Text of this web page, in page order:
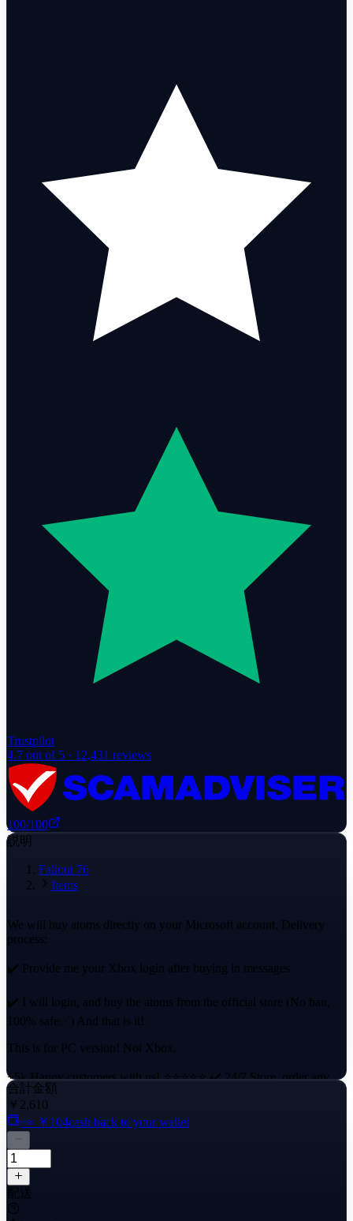
Trustpilot
4.7 out of 5 · 12,431 reviews
100/100
説明
Fallout 76
Items
We will buy atoms directly on your Microsoft account. Delivery
process:
✔️ Provide me your Xbox login after buying in messages
✔️ I will login, and buy the atoms from the official store (No ban,
100% safe✅) And that is it!
This is for PC version! Not Xbox.
+5k Happy customers with us! ⭐⭐⭐⭐⭐ ✔️ 24/7 Store, order any
time!
合計金額
￥2,610
+≈ ￥104cash back to your wallet
配送